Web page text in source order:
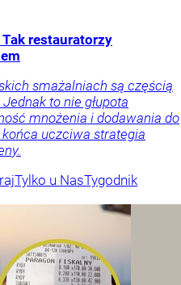
restauratorzy
smażalniach są częścią
to nie głupota
mnożenia i dodawania do
uczciwa strategia
Tylko u NasTygodnik